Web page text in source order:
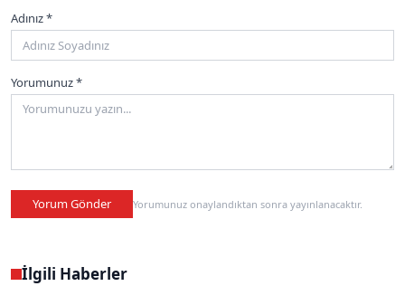
Adınız *
Yorumunuz *
Yorum Gönder Yorumunuz onaylandıktan sonra yayınlanacaktır.
İlgili Haberler